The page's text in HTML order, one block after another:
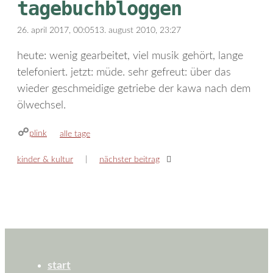
tagebuchbloggen
26. april 2017, 00:0513. august 2010, 23:27
heute: wenig gearbeitet, viel musik gehört, lange
telefoniert. jetzt: müde. sehr gefreut: über das
wieder geschmeidige getriebe der kawa nach dem
ölwechsel.
plink kategorien
alle tage
kinder & kultur nächster beitrag
start